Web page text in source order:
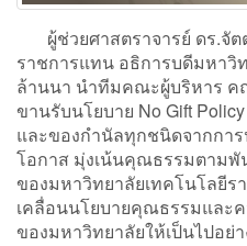
ผู้ช่วยศาสตราจารย์ ดร.จัต
ราชการแทน อธิการบดีมหาวิ
ล้านนา นำทีมคณะผู้บริหาร
ขานรับนโยบาย No Gift
และของกำนัลทุกชนิดจากกา
โอกาส มุ่งเน้นคุณธรรมตาม
ของมหาวิทยาลัยเทคโนโลยี
เคลื่อนนโยบายคุณธรรมและ
ของมหาวิทยาลัยให้เป็นไปอย่